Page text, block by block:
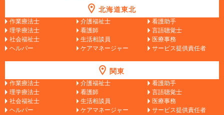
北海道東北
作業療法士 介護福祉士
看護助手
理学療法士
看護師
言語聴覚士
社会福祉士
生活相談員
医療事務
ヘルパー
ケアマネージャー サービス提供責任者
関東
作業療法士 介護福祉士
看護助手
理学療法士
看護師
言語聴覚士
社会福祉士
生活相談員
医療事務
ヘルパー
ケアマネージャー サービス提供責任者